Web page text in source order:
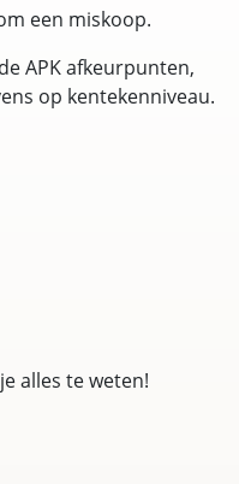
een miskoop.
APK afkeurpunten,
op kentekenniveau.
alles te weten!